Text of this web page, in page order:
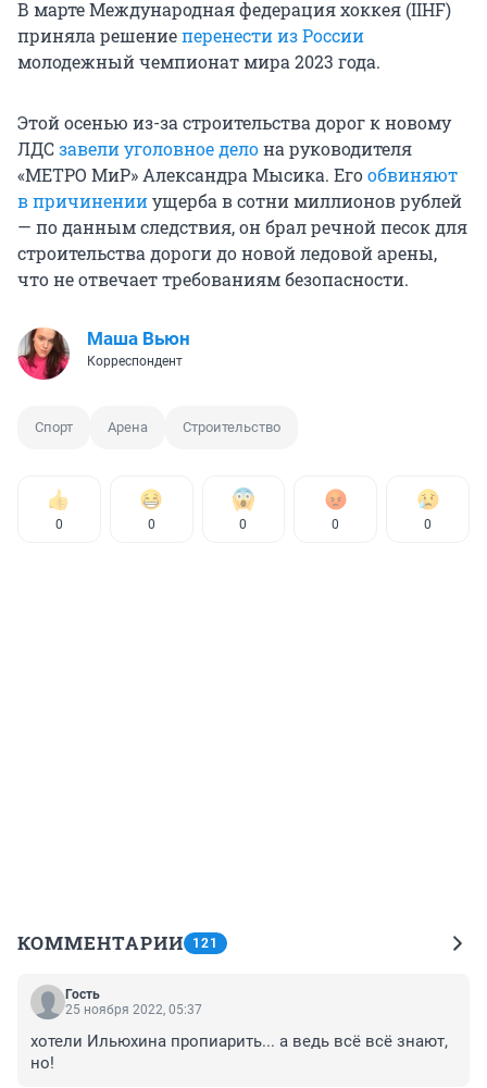
В марте Международная федерация хоккея (IIHF)
приняла решениеперенести из России
молодежный чемпионат мира 2023 года.
Этой осенью из-за строительства дорог к новому
ЛДСзавели уголовное делона руководителя
«МЕТРО МиР» Александра Мысика. Егообвиняют
в причиненииущерба в сотни миллионов рублей
— по данным следствия, он брал речной песок для
строительства дороги до новой ледовой арены,
что не отвечает требованиям безопасности.
Маша Вьюн
Корреспондент
Спорт Арена Строительство
0 0 0 0 0
КОММЕНТАРИИ 121
Гость
25 ноября 2022, 05:37
хотели Ильюхина пропиарить... а ведь всё всё знают,
но!